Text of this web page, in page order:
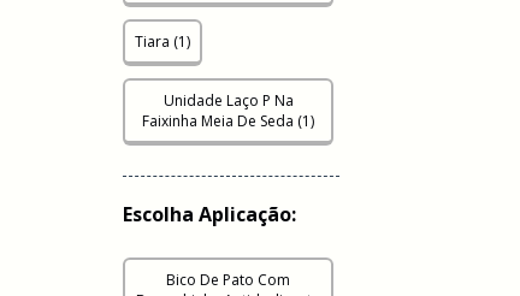
Tiara (1)
Unidade Laço P Na
Faixinha Meia De Seda (1)
Escolha Aplicação:
Bico De Pato Com